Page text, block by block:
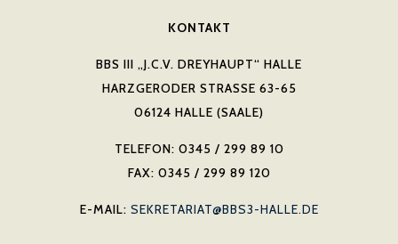
KONTAKT
BBS III „J.C.V. DREYHAUPT“ HALLE
HARZGERODER STRASSE 63-65
06124 HALLE (SAALE)
TELEFON: 0345 / 299 89 10
FAX: 0345 / 299 89 120
E-MAIL: SEKRETARIAT@BBS3-HALLE.DE